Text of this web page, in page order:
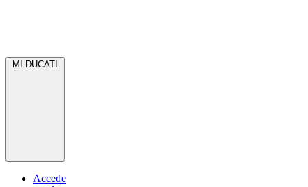
MI DUCATI
Accede